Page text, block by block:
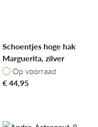
Schoentjes hoge hak
Marguerita, zilver
glitter, mt. 29
Op voorraad
Op voorraad
€44,95